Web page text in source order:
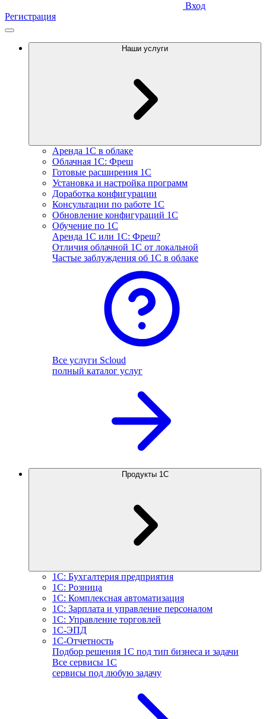
Вход
Регистрация
Наши услуги
Аренда 1С в облаке
Облачная 1С: Фреш
Готовые расширения 1С
Установка и настройка программ
Доработка конфигурации
Консультации по работе 1С
Обновление конфигураций 1С
Обучение по 1С
Аренда 1С или 1С: Фреш?
Отличия облачной 1С от локальной
Частые заблуждения об 1С в облаке
Все услуги Scloud
полный каталог услуг
Продукты 1С
1С: Бухгалтерия предприятия
1С: Розница
1С: Комплексная автоматизация
1С: Зарплата и управление персоналом
1С: Управление торговлей
1С-ЭПД
1С-Отчетность
Подбор решения 1С под тип бизнеса и задачи
Все сервисы 1С
сервисы под любую задачу